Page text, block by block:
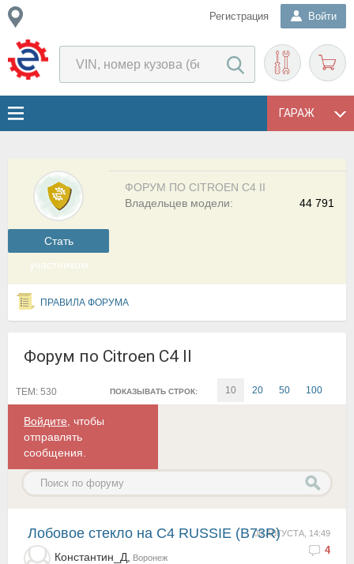
Регистрация Войти
ГАРАЖ
Cтать
участником
ФОРУМ ПО CITROEN C4 II
44 791
Владельцев модели:
ПРАВИЛА ФОРУМА
Форум по Citroen C4 II
ПОКАЗЫВАТЬ СТРОК: 10 20 50 100
ТЕМ: 530
Войдите , чтобы
отправлять
сообщения.
08 АВГУСТА, 14:49
4
Лобовое стекло на C4 RUSSIE (B73R)
Константин_Д, Воронеж